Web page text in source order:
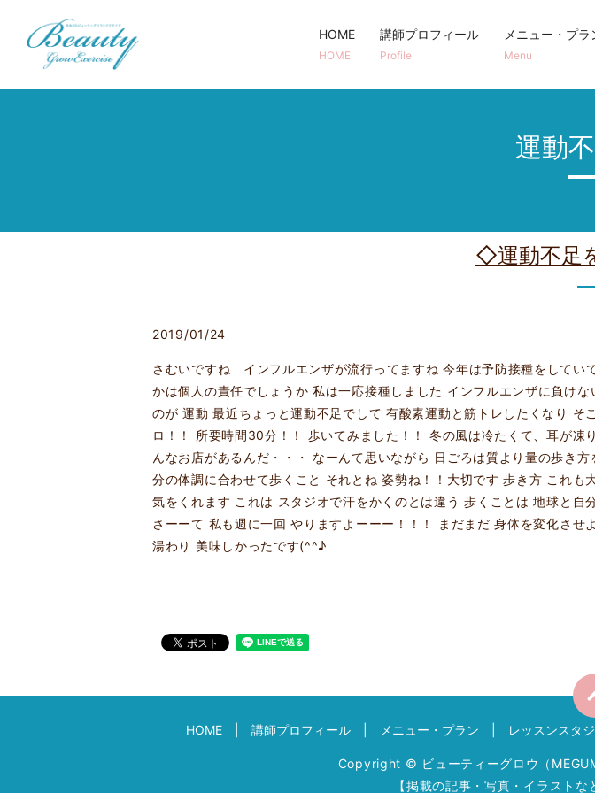
HOME
HOME
講師プロフィール
Profile
メニュー・プラ
Menu
運動
◇運動不足
2019/01/24
さむいですね インフルエンザが流行ってますね 今年は予防接種をしてい
かは個人の責任でしょうか 私は一応接種しました インフルエンザに負け
のが 運動 最近ちょっと運動不足でして 有酸素運動と筋トレしたくなり
ロ！！ 所要時間30分！！ 歩いてみました！！ 冬の風は冷たくて、耳が
んなお店があるんだ・・・ なーんて思いながら 日ごろは質より量の歩き
分の体調に合わせて歩くこと それとね 姿勢ね！！大切です 歩き方 これ
気をくれます これは スタジオで汗をかくのとは違う 歩くことは 地球と
さーーて 私も週に一回 やりますよーーー！！！ まだまだ 身体を変化さ
湯わり 美味しかったです(^^♪
HOME 講師プロフィール メニュー・プラン レッスンスタ
Copyright © ビューティーグロウ（
【掲載の記事・写真・イラスト